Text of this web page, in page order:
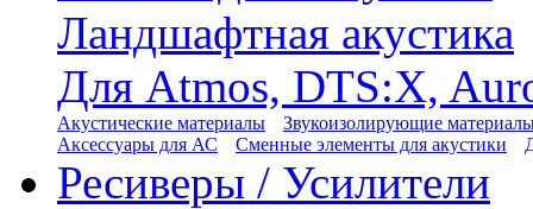
Ландшафтная акустика
Для Atmos, DTS:X,
Акустические материалы
Звукоизолирующие
Аксессуары для АС
Сменные элементы для акустики
Ресиверы / Усилители